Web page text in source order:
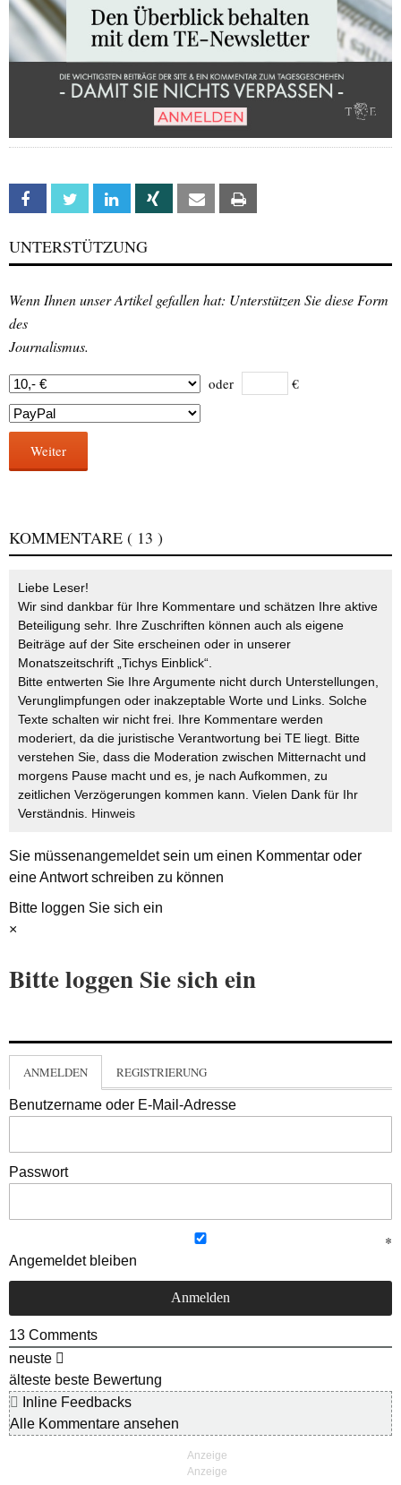
Facebook Twitter Linkedin Xing Email
UNTERSTÜTZUNG
Wenn Ihnen unser Artikel gefallen hat: Unterstützen Sie diese Form
des
Journalismus.
oder €
Weiter
KOMMENTARE ( 13 )
Liebe Leser!
Wir sind dankbar für Ihre Kommentare und schätzen Ihre aktive
Beteiligung sehr. Ihre Zuschriften können auch als eigene
Beiträge auf der Site erscheinen oder in unserer
Monatszeitschrift „Tichys Einblick“.
Bitte entwerten Sie Ihre Argumente nicht durch Unterstellungen,
Verunglimpfungen oder inakzeptable Worte und Links. Solche
Texte schalten wir nicht frei. Ihre Kommentare werden
moderiert, da die juristische Verantwortung bei TE liegt. Bitte
verstehen Sie, dass die Moderation zwischen Mitternacht und
morgens Pause macht und es, je nach Aufkommen, zu
zeitlichen Verzögerungen kommen kann. Vielen Dank für Ihr
Verständnis. Hinweis
Sie müssenangemeldetsein um einen Kommentar oder
eine Antwort schreiben zu können
Bitte loggen Sie sich ein
×
Bitte loggen Sie sich ein
ANMELDEN REGISTRIERUNG
Benutzername oder E-Mail-Adresse
Passwort
Angemeldet bleiben
13 Comments
neuste
älteste beste Bewertung
Inline Feedbacks
Alle Kommentare ansehen